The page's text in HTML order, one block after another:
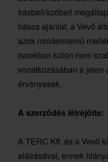
írásbeli/szóbeli
írásos ajánlat, a Vevő
azok mindennemű
iratokban külön nem
vonatkozásában a jelen
érvényesek.
A szerződés létrejötte:
A TERC Kft. és a Vevő
aláírásával, ennek